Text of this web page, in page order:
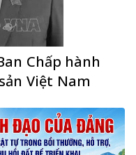
Chấp hành
Việt Nam